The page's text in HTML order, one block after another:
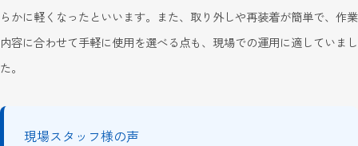
らかに軽くなったといいます。また、取り外しや再装着が簡単で、作業
内容に合わせて手軽に使用を選べる点も、現場での運用に適していまし
た。
現場スタッフ様の声